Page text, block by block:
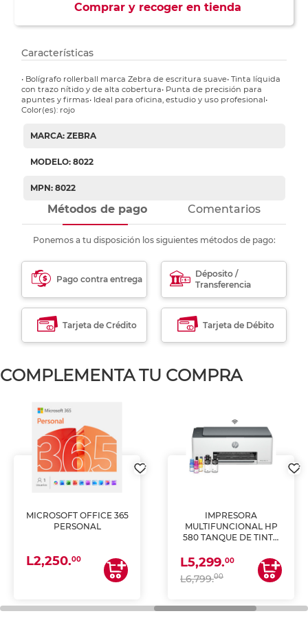
Comprar y recoger en tienda
Características
• Bolígrafo rollerball marca Zebra de escritura suave• Tinta líquida
con trazo nítido y de alta cobertura• Punta de precisión para
apuntes y firmas• Ideal para oficina, estudio y uso profesional•
Color(es): rojo
MARCA: ZEBRA
MODELO: 8022
MPN: 8022
Métodos de pago Comentarios
Ponemos a tu disposición los siguientes métodos de pago:
Pago contra entrega
Déposito /
Transferencia
Tarjeta de Crédito Tarjeta de Débito
COMPLEMENTA TU COMPRA
MICROSOFT OFFICE 365
PERSONAL
L2,250.00
IMPRESORA
MULTIFUNCIONAL HP
580 TANQUE DE TINTA
ESCANEA)
L5,299.00
L6,799.00